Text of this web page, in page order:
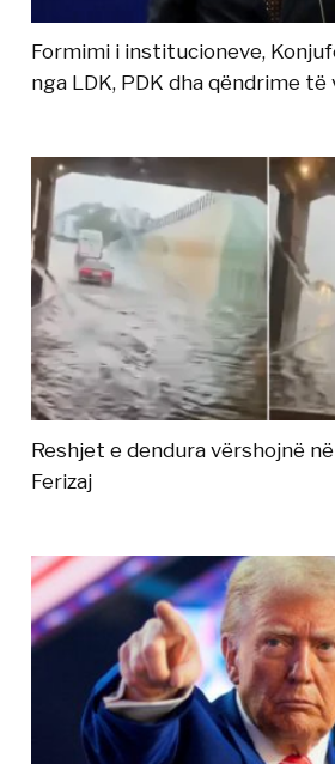
Formimi i institucioneve,
nga LDK, PDK dha qëndrime të
Reshjet e dendura vërshojnë
Ferizaj